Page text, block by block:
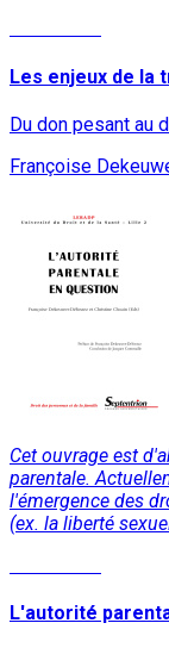
Les enjeux de la
Du don pesant au
Françoise
Cet ouvrage est
parentale.
l'émergence des
(ex. la liberté
L'autorité